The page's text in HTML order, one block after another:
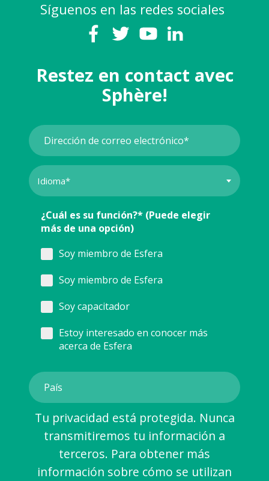
Síguenos en las redes sociales
Restez en contact avec
Sphère!
¿Cuál es su función?* (Puede elegir
más de una opción)
Soy miembro de Esfera
Soy miembro de Esfera
Soy capacitador
Estoy interesado en conocer más
acerca de Esfera
Tu privacidad está protegida. Nunca
transmitiremos tu información a
terceros. Para obtener más
información sobre cómo se utilizan